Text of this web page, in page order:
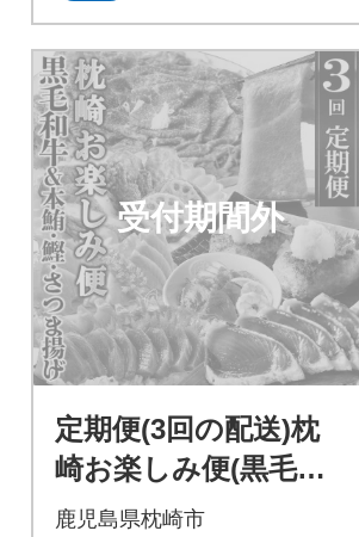
受付期間外
定期便(3回の配送)枕
崎お楽しみ便(黒毛和
牛・まぐろ中トロ・
鹿児島県枕崎市